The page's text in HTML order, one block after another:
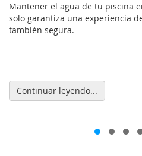
Mantener el agua de tu piscina
solo garantiza una experiencia
también segura.
Continuar leyendo...